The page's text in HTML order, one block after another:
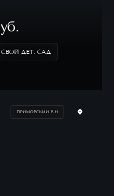
СВОЙ ДЕТ. САД
ПРИМОРСКИЙ Р-Н